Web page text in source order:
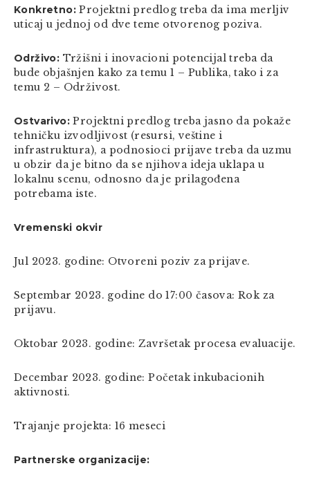
Konkretno: Projektni predlog treba da ima merljiv
uticaj u jednoj od dve teme otvorenog poziva.
Održivo: Tržišni i inovacioni potencijal treba da
bude objašnjen kako za temu 1 – Publika, tako i za
temu 2 – Održivost.
Ostvarivo: Projektni predlog treba jasno da pokaže
tehničku izvodljivost (resursi, veštine i
infrastruktura), a podnosioci prijave treba da uzmu
u obzir da je bitno da se njihova ideja uklapa u
lokalnu scenu, odnosno da je prilagođena
potrebama iste.
Vremenski okvir
Jul 2023. godine: Otvoreni poziv za prijave.
Septembar 2023. godine do 17:00 časova: Rok za
prijavu.
Oktobar 2023. godine: Završetak procesa evaluacije.
Decembar 2023. godine: Početak inkubacionih
aktivnosti.
Trajanje projekta: 16 meseci
Partnerske organizacije: